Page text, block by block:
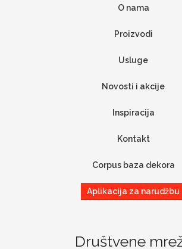
O nama
Proizvodi
Usluge
Novosti i akcije
Inspiracija
Kontakt
Corpus baza dekora
Aplikacija za narudžbu
Društvene